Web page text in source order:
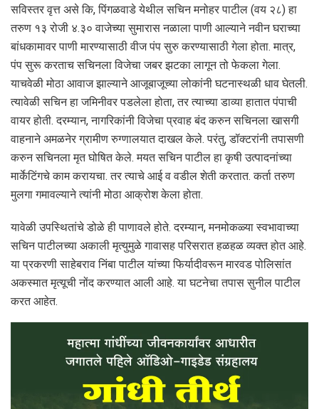
सविस्तर वृत्त असे कि, पिंगळवाडे येथील सचिन मनोहर पाटील (वय २८) हा
तरुण १३ रोजी ४.३० वाजेच्या सुमारास नळाला पाणी आल्याने नवीन घराच्या
बांधकामावर पाणी मारण्यासाठी वीज पंप सुरु करण्यासाठी गेला होता. मात्र,
पंप सुरू करताच सचिनला विजेचा जबर झटका लागून तो फेकला गेला.
याचवेळी मोठा आवाज झाल्याने आजूबाजूच्या लोकांनी घटनास्थळी धाव घेतली.
त्यावेळी सचिन हा जमिनीवर पडलेला होता, तर त्याच्या डाव्या हातात पंपाची
वायर होती. दरम्यान, नागरिकांनी विजेचा प्रवाह बंद करुन सचिनला खासगी
वाहनाने अमळनेर ग्रामीण रुग्णालयात दाखल केले. परंतु, डॉक्टरांनी तपासणी
करुन सचिनला मृत घोषित केले. मयत सचिन पाटील हा कृषी उत्पादनांच्या
मार्केटिंगचे काम करायचा. तर त्याचे आई व वडील शेती करतात. कर्ता तरुण
मुलगा गमावल्याने त्यांनी मोठा आक्रोश केला होता.
यावेळी उपस्थितांचे डोळे ही पाणावले होते. दरम्यान, मनमोकळ्या स्वभावाच्या
सचिन पाटीलच्या अकाली मृत्युमुळे गावासह परिसरात हळहळ व्यक्त होत आहे.
या प्रकरणी साहेबराव निंबा पाटील यांच्या फिर्यादीवरून मारवड पोलिसांत
अकस्मात मृत्यूची नोंद करण्यात आली आहे. या घटनेचा तपास सुनील पाटील
करत आहेत.